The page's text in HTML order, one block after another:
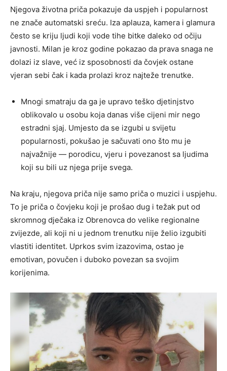
Njegova životna priča pokazuje da uspjeh i popularnost
ne znače automatski sreću. Iza aplauza, kamera i glamura
često se kriju ljudi koji vode tihe bitke daleko od očiju
javnosti. Milan je kroz godine pokazao da prava snaga ne
dolazi iz slave, već iz sposobnosti da čovjek ostane
vjeran sebi čak i kada prolazi kroz najteže trenutke.
Mnogi smatraju da ga je upravo teško djetinjstvo
oblikovalo u osobu koja danas više cijeni mir nego
estradni sjaj. Umjesto da se izgubi u svijetu
popularnosti, pokušao je sačuvati ono što mu je
najvažnije — porodicu, vjeru i povezanost sa ljudima
koji su bili uz njega prije svega.
Na kraju, njegova priča nije samo priča o muzici i uspjehu.
To je priča o čovjeku koji je prošao dug i težak put od
skromnog dječaka iz Obrenovca do velike regionalne
zvijezde, ali koji ni u jednom trenutku nije želio izgubiti
vlastiti identitet. Uprkos svim izazovima, ostao je
emotivan, povučen i duboko povezan sa svojim
korijenima.